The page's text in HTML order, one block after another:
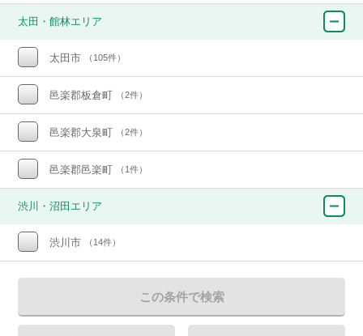
太田・館林エリア
太田市 （105件）
邑楽郡板倉町 （2件）
邑楽郡大泉町 （2件）
邑楽郡邑楽町 （1件）
渋川・沼田エリア
渋川市 （14件）
この条件で検索